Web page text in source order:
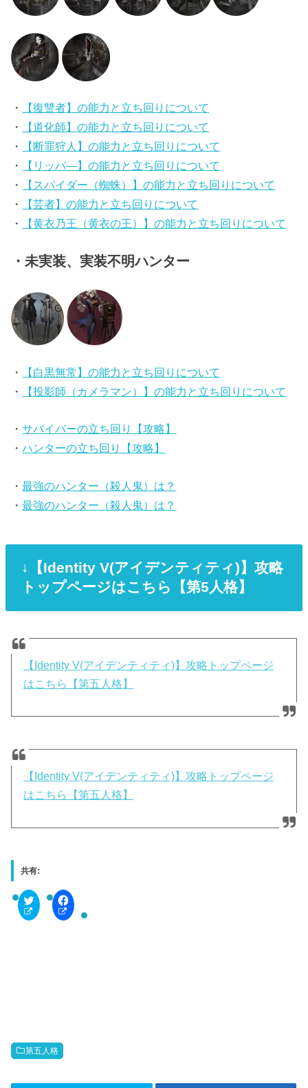
・
【復讐者】の能力と立ち回りについて
・
【道化師】の能力と立ち回りについて
・
【断罪狩人】の能力と立ち回りについて
・
【リッパ―】の能力と立ち回りについて
・
【スパイダー（蜘蛛）】の能力と立ち回りについて
・
【芸者】の能力と立ち回りについて
・
【黄衣乃王（黄衣の王）】の能力と立ち回りについて
・未実装、実装不明ハンター
・
【白黒無常】の能力と立ち回りについて
・
【投影師（カメラマン）】の能力と立ち回りについて
・サバイバーの立ち回り【攻略】
・ハンターの立ち回り【攻略】
・最強のハンター（殺人鬼）は？
・最強のハンター（殺人鬼）は？
↓【Identity V(アイデンティティ)】攻略
トップページはこちら【第5人格】
【Identity V(アイデンティティ)】攻略トップページ
はこちら【第五人格】
【Identity V(アイデンティティ)】攻略トップページ
はこちら【第五人格】
共有:
C
i
i
t
t
F
a
c
第五人格